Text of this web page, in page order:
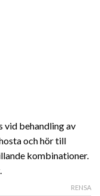
vid behandling av
och hör till
kombinationer.
RENSA